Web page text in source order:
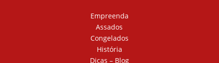
Empreenda
Assados
Congelados
História
Dicas – Blog